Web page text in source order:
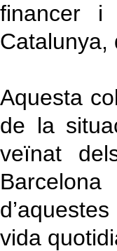
financer i
Catalunya,
Aquesta
de la
veïnat
vida